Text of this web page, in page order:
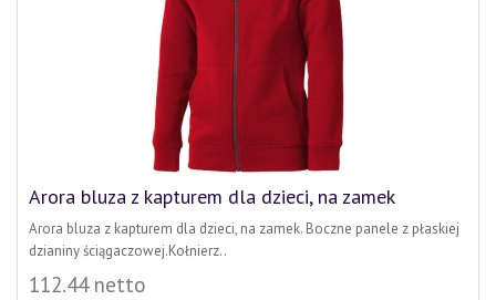
Arora bluza z kapturem dla dzieci, na zamek
Arora bluza z kapturem dla dzieci, na zamek. Boczne panele z płaskiej
dzianiny ściągaczowej.Kołnierz..
112.44 netto